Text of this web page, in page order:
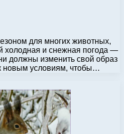
для многих животных,
холодная и снежная погода —
должны изменить свой образ
новым условиям, чтобы…